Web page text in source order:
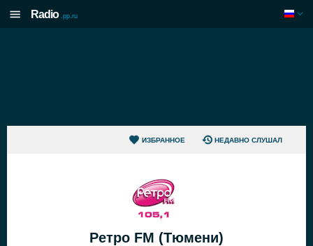
Radio .pp.ru
ИЗБРАННОЕ НЕДАВНО СЛУШАЛ
Ретро FM (Тюмени)